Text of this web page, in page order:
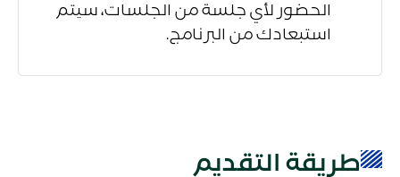
الحضور لأي جلسة من الجلسات، سيتم
استبعادك من البرنامج.
طريقة التقديم